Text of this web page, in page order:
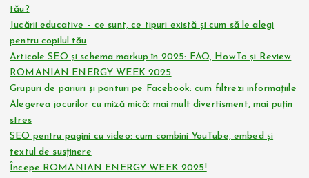
tău?
Jucării educative – ce sunt, ce tipuri există și cum să le alegi
pentru copilul tău
Articole SEO și schema markup în 2025: FAQ, HowTo și Review
ROMANIAN ENERGY WEEK 2025
Grupuri de pariuri și ponturi pe Facebook: cum filtrezi informațiile
Alegerea jocurilor cu miză mică: mai mult divertisment, mai puțin
stres
SEO pentru pagini cu video: cum combini YouTube, embed și
textul de susținere
Începe ROMANIAN ENERGY WEEK 2025!